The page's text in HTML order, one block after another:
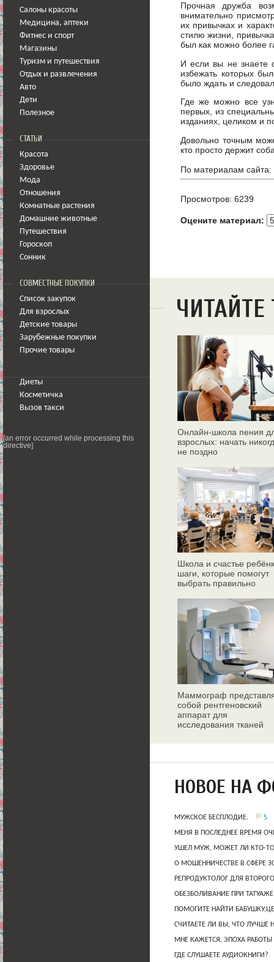
Салоны красоты
Медицина, аптеки
Фитнес и спорт
Магазины
Туризм и путешествия
Отдых и развлечения
Авто
Дети
Полезное
СТАТЬИ
Красота
Здоровье
Мода
Отношения
Комнатные растения
Домашние животные
Путешествия
Гороскоп
Сонник
СОВМЕСТНЫЕ ПОКУПКИ
Список закупок
Для взрослых
Детские товары
Зарубежные покупки
Прочие товары
Диеты
Косметичка
Вызов такси
[an error occurred while processing this
directive]
Прочная дружба
внимательно
их привычках и
стилю жизни,
был как можно более
И если вы не знаете
избежать которых
было ждать и
Где же можно все
первых, из
изданиях, целиком и
Довольно точным
кто просто держит
По материалам сайта:
Просмотров: 6239
Оцените материал:
Онлайн‑школа пения
взрослых: начать
не поздно
Школа и счастье
шаги, которые помогут
выбрать правильно
Маммограф
собой рентгеновский
аппарат для
исследования тканей
НОВОЕ НА
МУЖСКОЕ БЕСПЛОДИЕ. 5
МЕНЯ В ПОСЛЕДНЕЕ ВРЕМЯ
УШЕЛ МУЖ, МОЖЕТ ЛИ КТО-ТО
О МОШЕННИЧЕСТВЕ В СФЕРЕ
РЕПРОДУКТОЛОГ ДЛЯ
ОБЕЗБОЛИВАНИЕ ПРИ
ПОМОГИТЕ НАЙТИ
СЧИТАЕТЕ ЛИ ВЫ, ЧТО ЛУЧШЕ
МНЕ КАЖЕТСЯ, ЭПОХА
ГДЕ СЛУШАЕТЕ АУДИОКНИГИ?